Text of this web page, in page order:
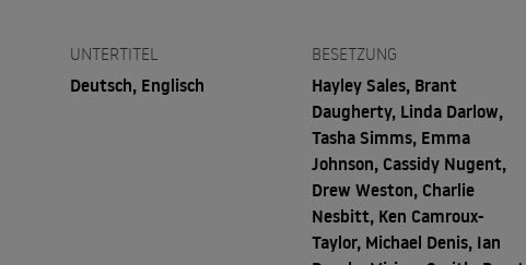
UNTERTITEL
Deutsch, Englisch
BESETZUNG
Hayley Sales, Brant
Daugherty, Linda Darlow,
Tasha Simms, Emma
Johnson, Cassidy Nugent,
Drew Weston, Charlie
Nesbitt, Ken Camroux-
Taylor, Michael Denis, Ian